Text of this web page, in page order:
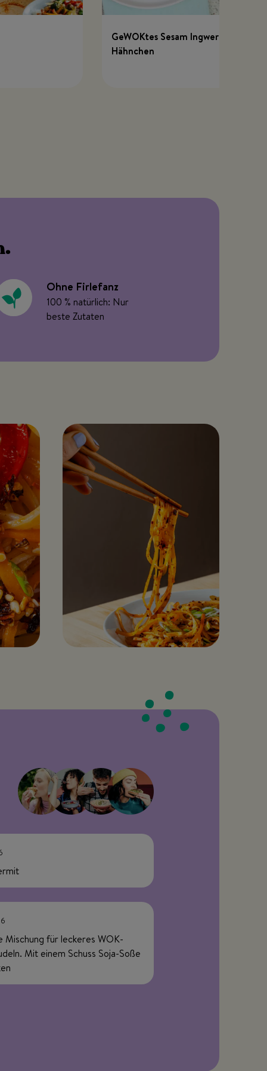
GeWOKtes Sesam Ingwer
Hähnchen
Ohne Firlefanz
100 % natürlich: Nur
beste Zutaten
Mischung für leckeres WOK-
Mit einem Schuss Soja-Soße